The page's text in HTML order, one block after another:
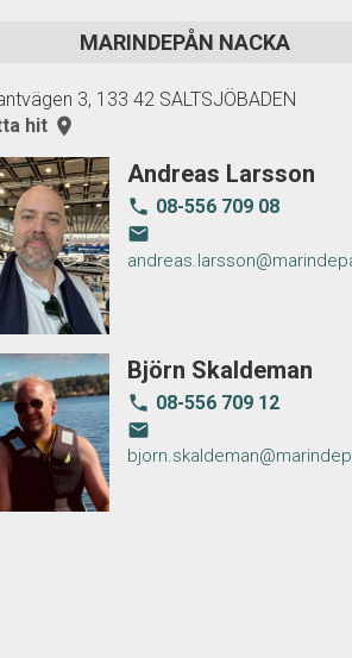
MARINDEPÅN NACKA
3, 133 42 SALTSJÖBADEN
hit room
Andreas Larsson
local_phone 08-556 709 08
email
Björn Skaldeman
local_phone 08-556 709 12
email